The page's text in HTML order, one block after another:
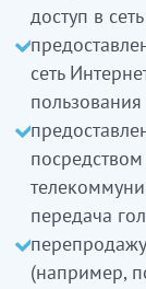
арасына
желісіне
ұсыну
қоғамдық
Интернет
доступ в
сеть
пользования
передача
(например,